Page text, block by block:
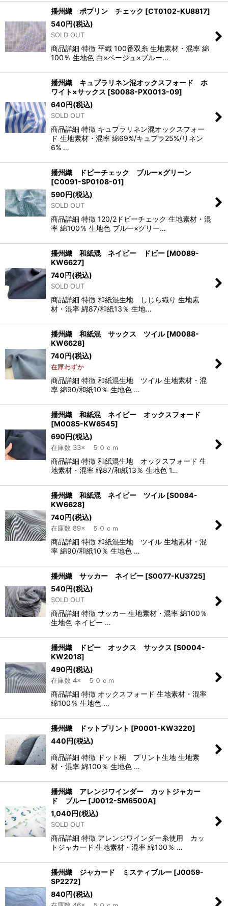
播州織 ポプリン チェック [CT0102-KU8817]
540円(税込)
SOLD OUT
商品詳細 特徴 平織 100番双糸 生地素材・混率 綿
100％ 生地色 白×ベージュ×ブルー…
播州織 キュプラリネン混オックスフォード ホ
ワイト×サックス [S0088-PX0013-09]
640円(税込)
SOLD OUT
商品詳細 特徴 キュプラリネン混オックスフォー
ド 生地素材・混率 綿69%/キュプラ25%/リネン
6% …
播州織 ドビーチェック ブルー×グリーン
[C0091-SP0108-01]
590円(税込)
SOLD OUT
商品詳細 特徴 120/2ドビーチェック 生地素材・混
率 綿100％ 生地色 ブルー×グリー…
播州織 和紙混 ネイビー ドビー [M0089-
KW6627]
740円(税込)
SOLD OUT
商品詳細 特徴 和紙混生地 しじら織り 生地素
材・混率 綿87/和紙13％ 生地…
播州織 和紙混 サックス ツイル [M0088-
KW6628]
740円(税込)
在庫わずか
商品詳細 特徴 和紙混生地 ツイル 生地素材・混
率 綿90/和紙10％ 生地色 …
播州織 和紙混 ネイビー オックスフォード
[M0085-KW6545]
690円(税込)
在庫数 33× ５０ｃｍ
商品詳細 特徴 和紙混生地 オックスフォード 生
地素材・混率 綿87/和紙13％ 生地色 1…
播州織 和紙混 ネイビー ツイル [S0084-
KW6628]
740円(税込)
在庫数 89× ５０ｃｍ
商品詳細 特徴 和紙混生地 ツイル 生地素材・混
率 綿90/和紙10％ 生地色 …
播州織 サッカー ネイビー [S0077-KU3725]
540円(税込)
SOLD OUT
商品詳細 特徴 サッカー 生地素材・混率 綿100％
生地色 ネイビー …
播州織 ドビー オックス サックス [S0004-
KW2018]
490円(税込)
在庫数 4× ５０ｃｍ
商品詳細 特徴 オックスフォード 生地素材・混率
綿100％ 生地色 …
播州織 ドットプリント [P0001-KW3220]
440円(税込)
商品詳細 特徴 ドット柄 プリント生地 生地素
材・混率 綿100％ 生地色 …
播州織 アレンジワインダー カットジャカー
ド ブルー [J0012-SM6500A]
1,040円(税込)
SOLD OUT
商品詳細 特徴 アレンジワインダー糸使用 カッ
トジャカード 生地素材・混率 綿100％ …
播州織 ジャカード ミスティブルー [J0059-
SP2272]
840円(税込)